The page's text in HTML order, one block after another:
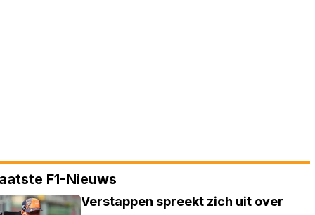
F1-Nieuws
Verstappen spreekt zich uit over